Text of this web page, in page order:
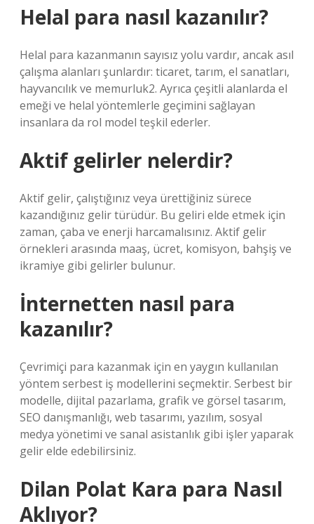
Helal para nasıl kazanılır?
Helal para kazanmanın sayısız yolu vardır, ancak asıl
çalışma alanları şunlardır: ticaret, tarım, el sanatları,
hayvancılık ve memurluk2. Ayrıca çeşitli alanlarda el
emeği ve helal yöntemlerle geçimini sağlayan
insanlara da rol model teşkil ederler.
Aktif gelirler nelerdir?
Aktif gelir, çalıştığınız veya ürettiğiniz sürece
kazandığınız gelir türüdür. Bu geliri elde etmek için
zaman, çaba ve enerji harcamalısınız. Aktif gelir
örnekleri arasında maaş, ücret, komisyon, bahşiş ve
ikramiye gibi gelirler bulunur.
İnternetten nasıl para
kazanılır?
Çevrimiçi para kazanmak için en yaygın kullanılan
yöntem serbest iş modellerini seçmektir. Serbest bir
modelle, dijital pazarlama, grafik ve görsel tasarım,
SEO danışmanlığı, web tasarımı, yazılım, sosyal
medya yönetimi ve sanal asistanlık gibi işler yaparak
gelir elde edebilirsiniz.
Dilan Polat Kara para Nasıl
Aklıyor?